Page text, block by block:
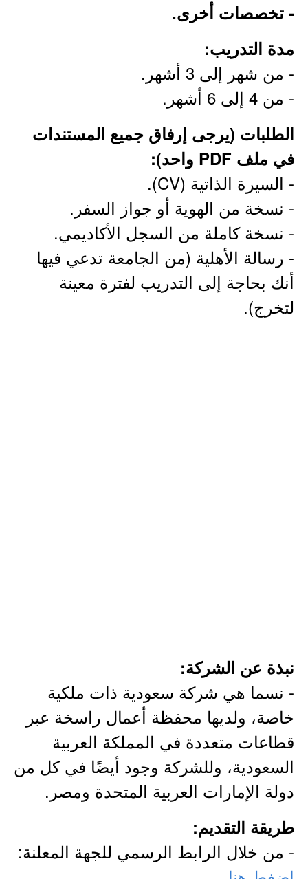
- تخصصات أخرى.
مدة التدريب:
- من شهر إلى 3 أشهر.
- من 4 إلى 6 أشهر.
الطلبات (يرجى إرفاق جميع المستندات
في ملف PDF واحد):
- السيرة الذاتية (CV).
- نسخة من الهوية أو جواز السفر.
- نسخة كاملة من السجل الأكاديمي.
- رسالة الأهلية (من الجامعة تدعي فيها
أنك بحاجة إلى التدريب لفترة معينة
لتخرج).
نبذة عن الشركة:
- نسما هي شركة سعودية ذات ملكية
خاصة، ولديها محفظة أعمال راسخة عبر
قطاعات متعددة في المملكة العربية
السعودية، وللشركة وجود أيضًا في كل من
دولة الإمارات العربية المتحدة ومصر.
طريقة التقديم:
- من خلال الرابط الرسمي للجهة المعلنة: